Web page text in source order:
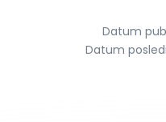
Datum
Datum